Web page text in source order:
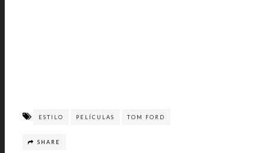
ESTILO PELÍCULAS TOM FORD
SHARE